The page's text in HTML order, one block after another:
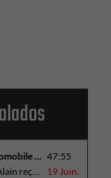
Les coûts d’entretien automobile en hausse 47:55
19 Juin.